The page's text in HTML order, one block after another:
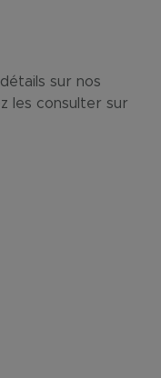
sur nos
les consulter sur